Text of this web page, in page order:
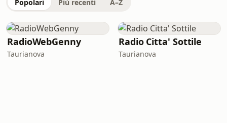
Popolari Più recenti A–Z
RadioWebGenny
Taurianova
Radio Citta' Sottile
Taurianova